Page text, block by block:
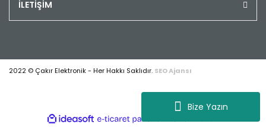
Bize Yazın
İLETİŞİM
2022 © Çakır Elektronik - Her Hakkı Saklıdır. SEO Ajansı
ideasoft